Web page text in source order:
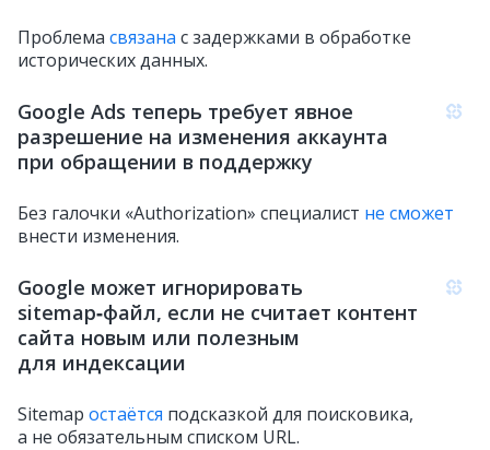
Проблема связана с задержками в обработке
исторических данных.
Google Ads теперь требует явное
разрешение на изменения аккаунта
при обращении в поддержку
Без галочки «Authorization» специалист не сможет
внести изменения.
Google может игнорировать
sitemap‑файл, если не считает контент
сайта новым или полезным
для индексации
Sitemap остаётся подсказкой для поисковика,
а не обязательным списком URL.